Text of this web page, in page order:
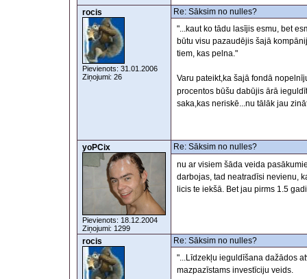
rocis
Pievienots: 31.01.2006
Ziņojumi: 26
Re: Sāksim no nulles?
"...kaut ko tādu lasījis esmu, bet
būtu visu pazaudējis šajā
tiem, kas pelna."
Varu pateikt,ka šajā fondā
procentos būšu dabūjis ārā
saka,kas neriskē...nu tālāk jau
yoPCix
Pievienots: 18.12.2004
Ziņojumi: 1299
Re: Sāksim no nulles?
nu ar visiem šāda veida
darbojas, tad neatradīsi nevienu,
licis te iekšā. Bet jau pirms 1.5
rocis
Re: Sāksim no nulles?
"...Līdzekļu ieguldīšana dažādos
mazpazīstams investīciju veids.